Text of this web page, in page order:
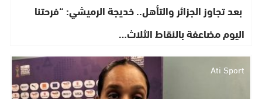
​ بعد تجاوز الجزائر والتأهل.. خديجة الرميشي: “فرحتنا
اليوم مضاعفة بالنقاط الثلاث…
Ati Sport